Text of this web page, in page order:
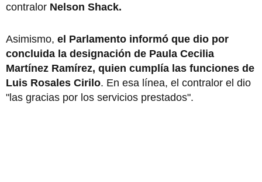
contralor Nelson Shack.
Asimismo, el Parlamento informó que dio por
concluida la designación de Paula Cecilia
Martínez Ramírez, quien cumplía las funciones de
Luis Rosales Cirilo. En esa línea, el contralor el dio
"las gracias por los servicios prestados".